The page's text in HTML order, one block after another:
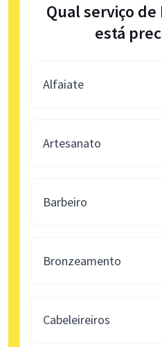
Qual serviço de
está
Alfaiate
Artesanato
Barbeiro
Bronzeamento
Cabeleireiros